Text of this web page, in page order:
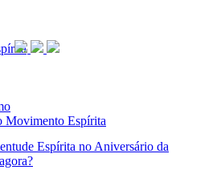
Movimento Espírita
Espírita no Aniversário da